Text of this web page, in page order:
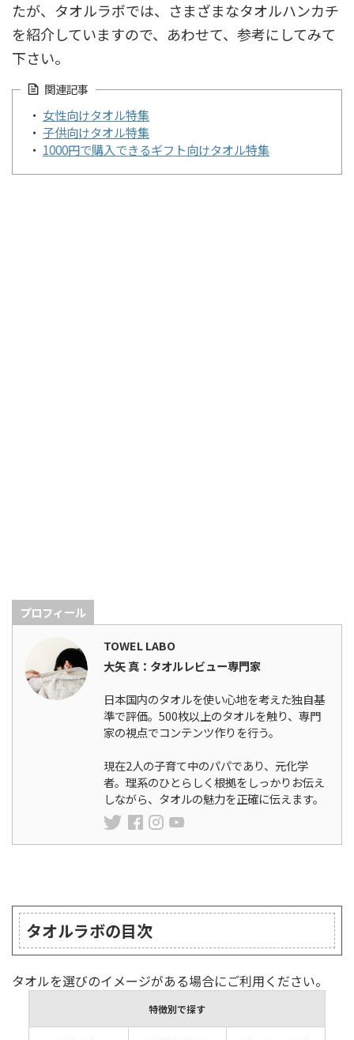
たが、タオルラボでは、さまざまなタオルハンカチ
を紹介していますので、あわせて、参考にしてみて
下さい。
関連記事
・ 女性向けタオル特集
・ 子供向けタオル特集
・ 1000円で購入できるギフト向けタオル特集
プロフィール
TOWEL LABO
大矢 真：タオルレビュー専門家
日本国内のタオルを使い心地を考えた独自基
準で評価。500枚以上のタオルを触り、専門
家の視点でコンテンツ作りを行う。
現在2人の子育て中のパパであり、元化学
者。理系のひとらしく根拠をしっかりお伝え
しながら、タオルの魅力を正確に伝えます。
タオルラボの目次
タオルを選びのイメージがある場合にご利用ください。
特徴別で探す